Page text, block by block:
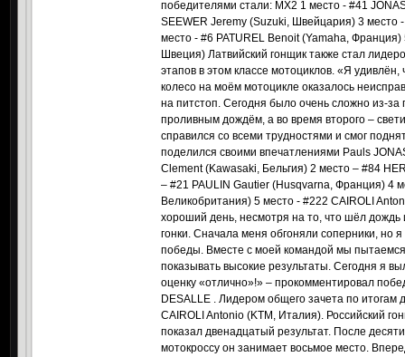
победителями стали: MX2 1 место - #41
SEEWER Jeremy (Suzuki, Швейцария) 3 место
место - #6 PATUREL Benoit (Yamaha,
Швеция) Латвийский гонщик также стал
этапов в этом классе мотоциклов. «Я удивлён,
колесо на моём мотоцикле оказалось
на питстоп. Сегодня было очень сложно из-
проливным дождём, а во время второго –
справился со всеми трудностями и смог
поделился своими впечатлениями Pauls
Clement (Kawasaki, Бельгия) 2 место – #84
– #21 PAULIN Gautier (Husqvarna, Франция) 4
Великобритания) 5 место - #222 CAIROLI
хороший день, несмотря на то, что шёл
гонки. Сначала меня обгоняли соперники, но
победы. Вместе с моей командой мы
показывать высокие результаты. Сегодня я
оценку «отлично»!» – прокомментировал
DESALLE . Лидером общего зачета по итогам
CAIROLI Antonio (KTM, Италия). Российский
показал двенадцатый результат. После
мотокроссу он занимает восьмое место.